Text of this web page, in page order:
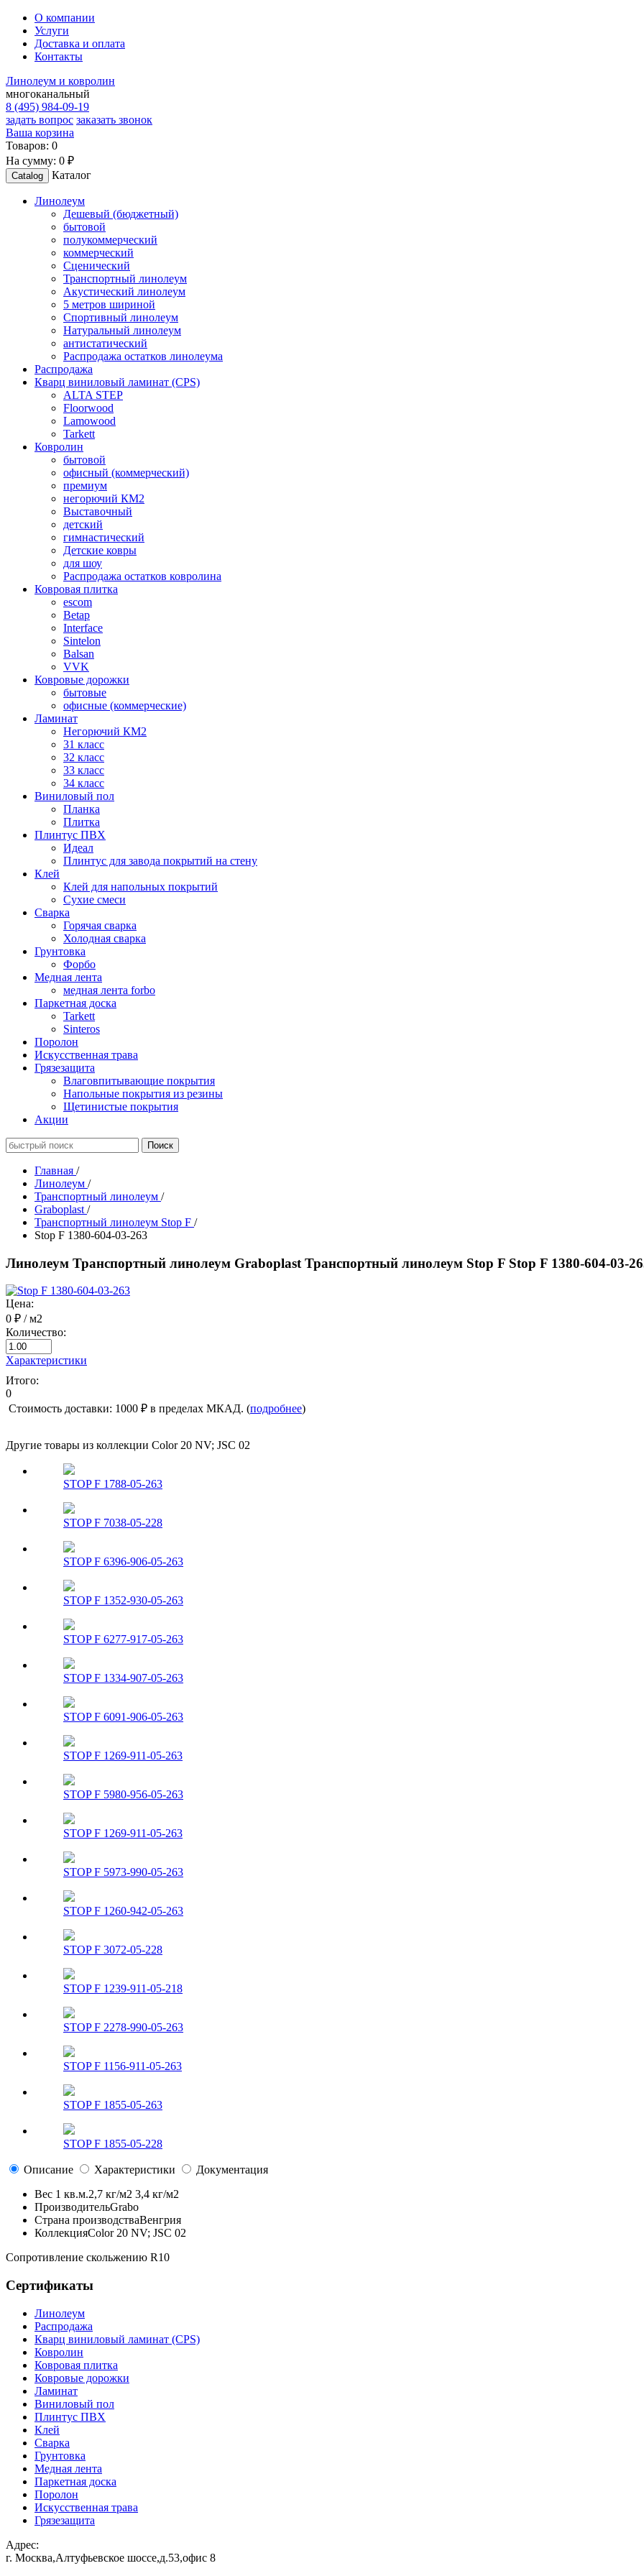
О компании
Услуги
Доставка и оплата
Контакты
Линолеум и ковролин
многоканальный
8 (495) 984-09-19
задать вопрос заказать звонок
Ваша корзина
Товаров: 0
На сумму: 0 ₽
Catalog Каталог
Линолеум
Дешевый (бюджетный)
бытовой
полукоммерческий
коммерческий
Сценический
Транспортный линолеум
Акустический линолеум
5 метров шириной
Спортивный линолеум
Натуральный линолеум
антистатический
Распродажа остатков линолеума
Распродажа
Кварц виниловый ламинат (CPS)
ALTA STEP
Floorwood
Lamowood
Tarkett
Ковролин
бытовой
офисный (коммерческий)
премиум
негорючий КМ2
Выставочный
детский
гимнастический
Детские ковры
для шоу
Распродажа остатков ковролина
Ковровая плитка
escom
Betap
Interface
Sintelon
Balsan
VVK
Ковровые дорожки
бытовые
офисные (коммерческие)
Ламинат
Негорючий КМ2
31 класс
32 класс
33 класс
34 класс
Виниловый пол
Планка
Плитка
Плинтус ПВХ
Идеал
Плинтус для завода покрытий на стену
Клей
Клей для напольных покрытий
Сухие смеси
Сварка
Горячая сварка
Холодная сварка
Грунтовка
Форбо
Медная лента
медная лента forbo
Паркетная доска
Tarkett
Sinteros
Поролон
Искусственная трава
Грязезащита
Влаговпитывающие покрытия
Напольные покрытия из резины
Щетинистые покрытия
Акции
Главная /
Линолеум /
Транспортный линолеум /
Graboplast /
Транспортный линолеум Stop F /
Stop F 1380-604-03-263
Линолеум Транспортный линолеум Graboplast Транспортный линолеум Stop F Stop F 1380-604-03-
Цена:
0 ₽ / м2
Количество:
Характеристики
Итого:
0
Стоимость доставки: 1000 ₽ в пределах МКАД. (подробнее)
Другие товары из коллекции Color 20 NV; JSC 02
STOP F 1788-05-263
STOP F 7038-05-228
STOP F 6396-906-05-263
STOP F 1352-930-05-263
STOP F 6277-917-05-263
STOP F 1334-907-05-263
STOP F 6091-906-05-263
STOP F 1269-911-05-263
STOP F 5980-956-05-263
STOP F 1269-911-05-263
STOP F 5973-990-05-263
STOP F 1260-942-05-263
STOP F 3072-05-228
STOP F 1239-911-05-218
STOP F 2278-990-05-263
STOP F 1156-911-05-263
STOP F 1855-05-263
STOP F 1855-05-228
Описание Характеристики
Документация
Вес 1 кв.м.2,7 кг/м2 3,4 кг/м2
ПроизводительGrabo
Страна производстваВенгрия
КоллекцияColor 20 NV; JSC 02
Сопротивление скольжению R10
Сертификаты
Линолеум
Распродажа
Кварц виниловый ламинат (CPS)
Ковролин
Ковровая плитка
Ковровые дорожки
Ламинат
Виниловый пол
Плинтус ПВХ
Клей
Сварка
Грунтовка
Медная лента
Паркетная доска
Поролон
Искусственная трава
Грязезащита
Адрес:
г. Москва,Алтуфьевское шоссе,д.53,офис 8